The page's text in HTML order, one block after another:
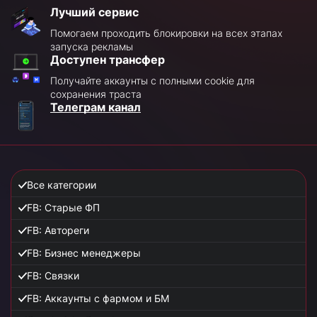
Лучший сервис
Помогаем проходить блокировки на всех этапах
запуска рекламы
Доступен трансфер
Получайте аккаунты с полными cookie для
сохранения траста
Телеграм канал
Все категории
FB: Старые ФП
FB: Автореги
FB: Бизнес менеджеры
FB: Связки
FB: Аккаунты с фармом и БМ